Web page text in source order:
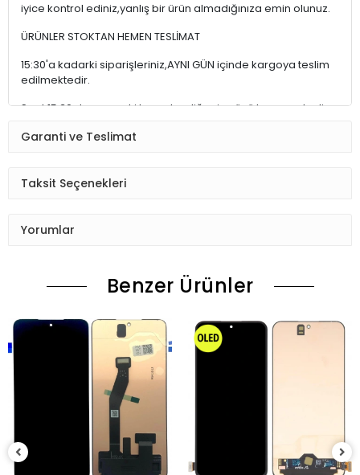
iyice kontrol ediniz,yanlış bir ürün almadığınıza emin olunuz.
ÜRÜNLER STOKTAN HEMEN TESLİMAT
15:30'a kadarki siparişleriniz,AYNI GÜN içinde kargoya teslim
edilmektedir.
Saat 15:30 dan sonraki kargolar,diğer iş günü kargoya teslim
Siparişiniz kontrol ediniz.Telefon adres email gibi yanlışlık
düzenlenmesini isteyiniz.
Sizinle irtibata gecektir.
ekranı dışardan deneyiniz.) halde test ediniz.Sorun cıkarsa
Sorun yoksa Montajına Başlayın Sorumluluk Size aittir.
Montajı yapılmış,yapıştırılmış,kullanılmış ürünlerin iade ve
değişimi yoktur.
Ürün Değişimlerinde KARGO bedeli Bize aittir.Ürün
iadelerinde Kargo Bedelleri Müşteriye yansıtılır.
Garanti ve Teslimat
Taksit Seçenekleri
Yorumlar
Benzer Ürünler